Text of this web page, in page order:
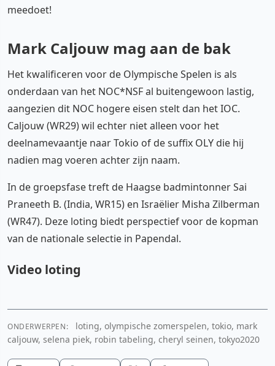
meedoet!
Mark Caljouw mag aan de bak
Het kwalificeren voor de Olympische Spelen is als
onderdaan van het NOC*NSF al buitengewoon lastig,
aangezien dit NOC hogere eisen stelt dan het IOC.
Caljouw (WR29) wil echter niet alleen voor het
deelnamevaantje naar Tokio of de suffix OLY die hij
nadien mag voeren achter zijn naam.
In de groepsfase treft de Haagse badmintonner Sai
Praneeth B. (India, WR15) en Israëlier Misha Zilberman
(WR47). Deze loting biedt perspectief voor de kopman
van de nationale selectie in Papendal.
Video loting
YouTube video
ONDERWERPEN:
loting, olympische zomerspelen, tokio, mark
caljouw, selena piek, robin tabeling, cheryl seinen, tokyo2020